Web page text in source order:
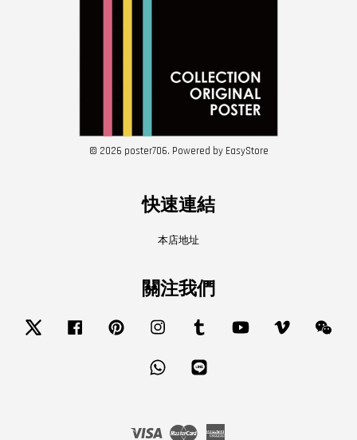
© 2026 poster706. Powered by EasyStore
快速連結
本店地址
關注我們
Twitter Facebook Pinterest Instagram Tumblr YouTube Vimeo
Whatsapp
Visa Master